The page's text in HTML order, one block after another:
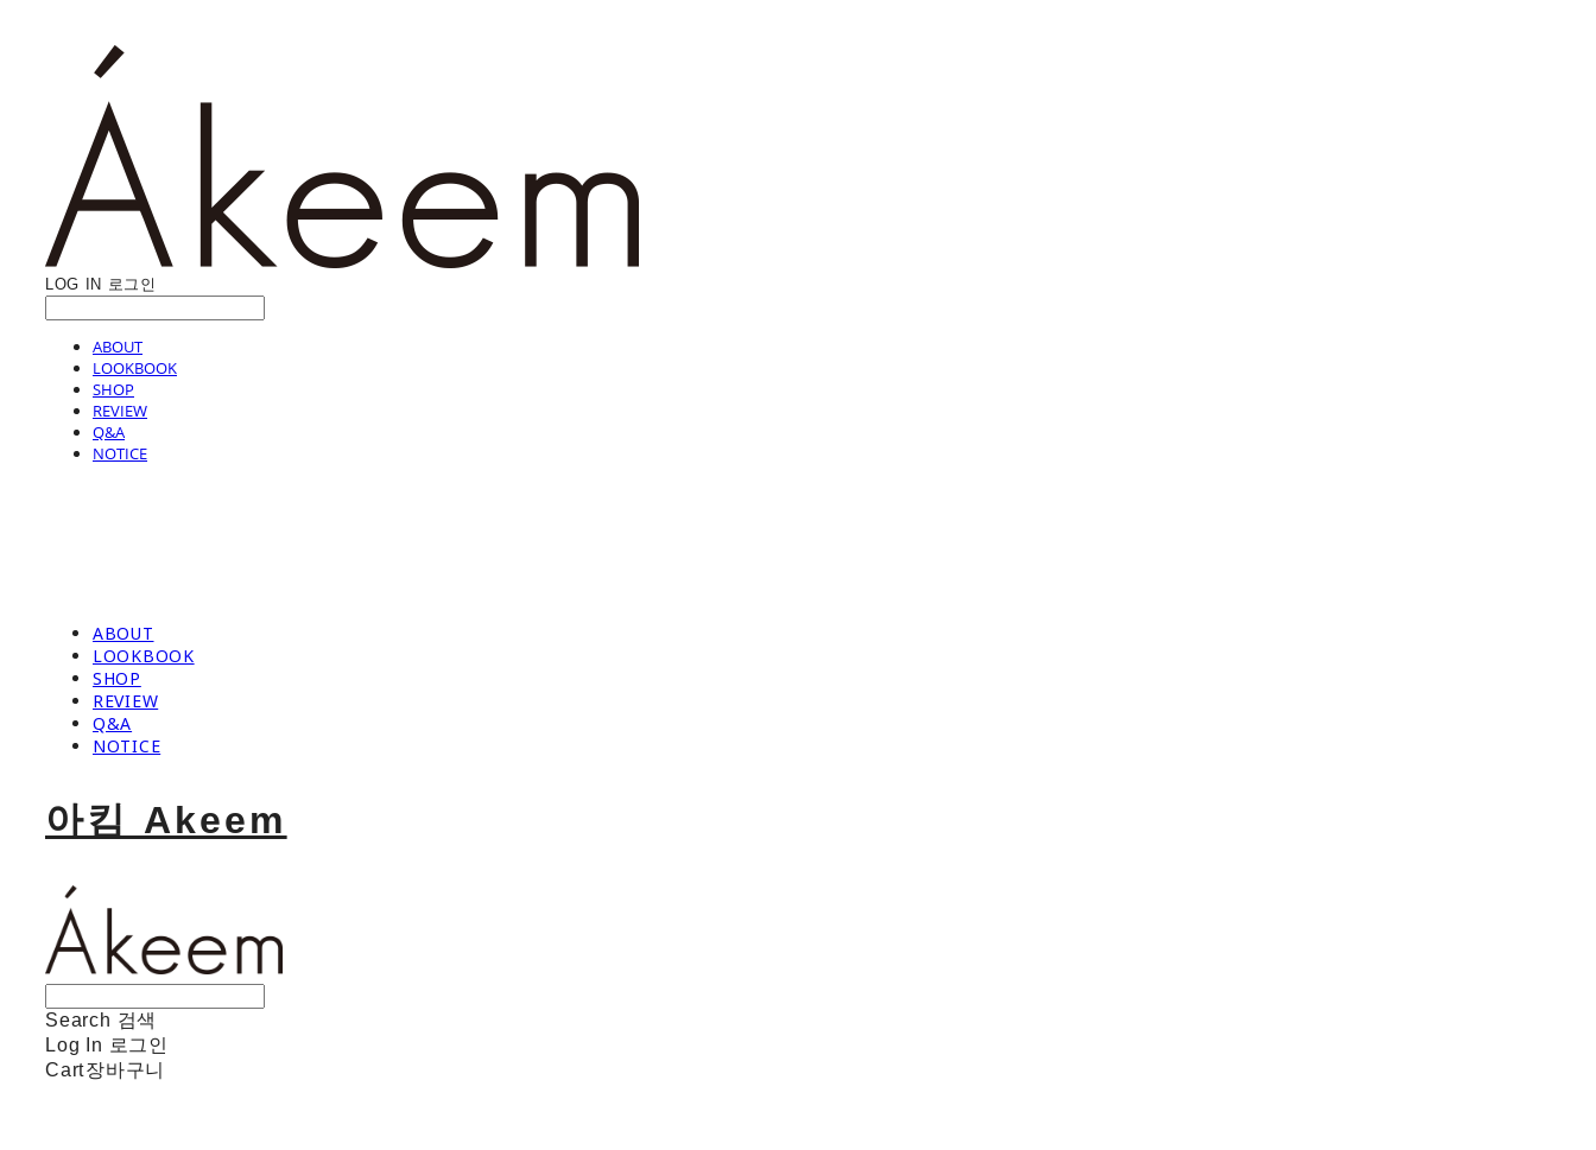
LOG IN 로그인
ABOUT
LOOKBOOK
SHOP
REVIEW
Q&A
NOTICE
ABOUT
LOOKBOOK
SHOP
REVIEW
Q&A
NOTICE
아킴 Akeem
Search 검색
Log In 로그인
Cart장바구니